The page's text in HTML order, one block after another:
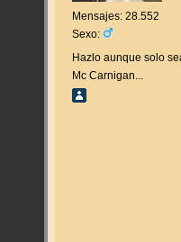
Mensajes: 28.552
Sexo:
Hazlo aunque solo
Mc Carnigan...